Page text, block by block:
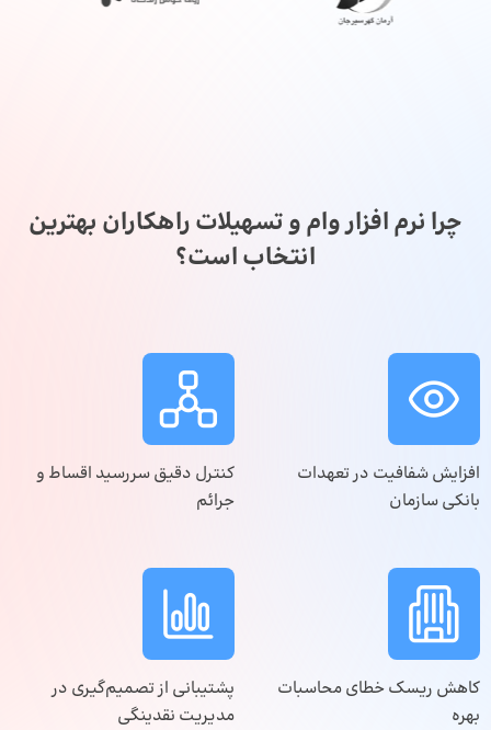
چرا نرم افزار وام و تسهیلات راهکاران بهترین
انتخاب است؟
افزایش شفافیت در تعهدات
بانکی سازمان
کنترل دقیق سررسید اقساط و
جرائم
کاهش ریسک خطای محاسبات
بهره
پشتیبانی از تصمیم‌گیری در
مدیریت نقدینگی